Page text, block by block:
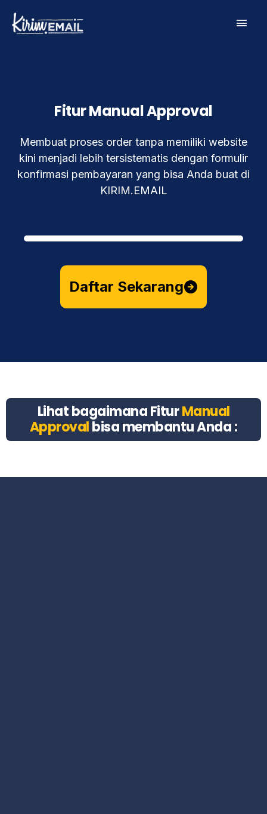
content
Main
Fitur Manual Approval
Membuat proses order tanpa memiliki website
kini menjadi lebih tersistematis dengan formulir
konfirmasi pembayaran yang bisa Anda buat di
KIRIM.EMAIL
Daftar Sekarang
Lihat bagaimana FiturManual
Approvalbisa membantu Anda :